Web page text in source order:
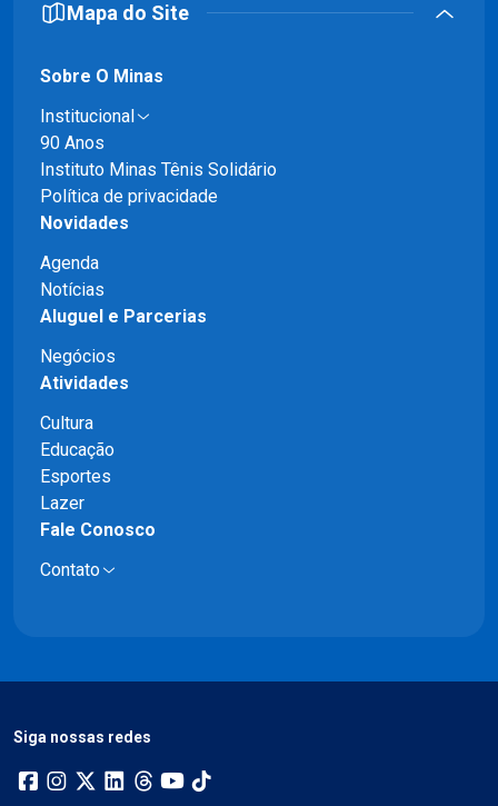
Mapa do Site
Sobre O Minas
Institucional
90 Anos
Instituto Minas Tênis Solidário
Política de privacidade
Novidades
Agenda
Notícias
Aluguel e Parcerias
Negócios
Atividades
Cultura
Educação
Esportes
Lazer
Fale Conosco
Contato
Siga nossas redes